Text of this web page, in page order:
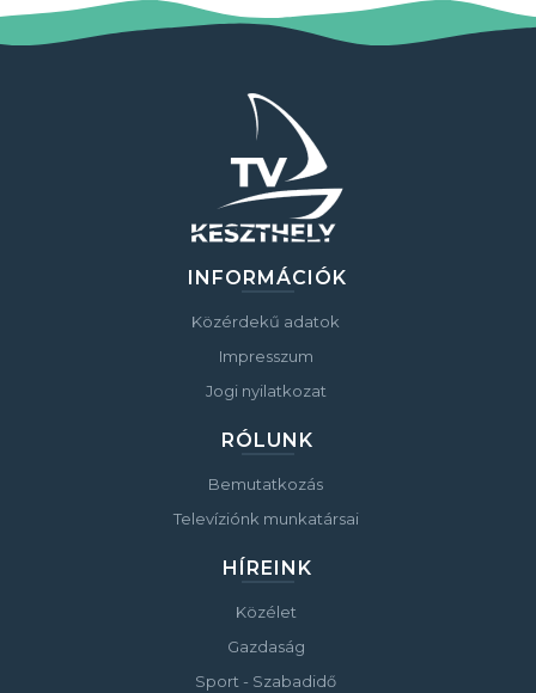
INFORMÁCIÓK
Közérdekű adatok
Impresszum
Jogi nyilatkozat
RÓLUNK
Bemutatkozás
Televíziónk munkatársai
HÍREINK
Közélet
Gazdaság
Sport - Szabadidő